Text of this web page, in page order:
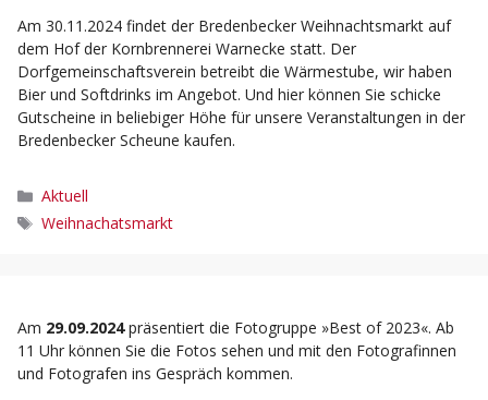
Am 30.11.2024 findet der Bredenbecker Weihnachtsmarkt auf
dem Hof der Kornbrennerei Warnecke statt. Der
Dorfgemeinschaftsverein betreibt die Wärmestube, wir haben
Bier und Softdrinks im Angebot. Und hier können Sie schicke
Gutscheine in beliebiger Höhe für unsere Veranstaltungen in der
Bredenbecker Scheune kaufen.
Kategorien
Aktuell
Schlagwörter
Weihnachatsmarkt
Am 29.09.2024präsentiert die Fotogruppe »Best of 2023«. Ab
11 Uhr können Sie die Fotos sehen und mit den Fotografinnen
und Fotografen ins Gespräch kommen.